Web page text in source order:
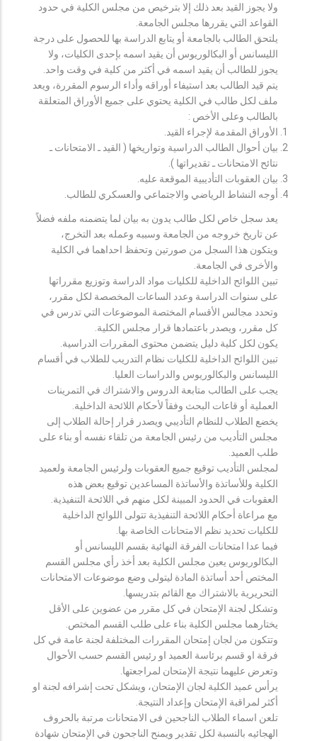
ولا يجوز القيد بعد ذلك إلا بترخيص من مجلس الكلية في حدود
القواعد التي يقررها مجلس الجامعة.
يلتحق الطالب بالجامعة أو يتابع الدراسة بها للحصول على درجة
الليسانس أو البكالوريوس أن يقيد اسمه بإحدى الكليات، ولا
يجوز للطالب أن يقيد اسمه في أكثر من كلية في وقت واحد.
يتم قيد الطالب بعد استيفاء أوراقه وأداء الرسوم المقررة، ويعد
ملف لكل طالب في الكلية يحتوي على جميع الأوراق المتعلقة
بالطالب وعلى الأخص :
الأوراق المقدمة لإجراء القيد.
بيان أحوال الطالب الدراسية وتواريخها ( القيد ـ الامتحانات ـ
نتائح الامتحانات ـ تقديراتها ).
بيان العقوبات التأديبية الموقعة عليه.
أوجه النشاط الرياضي والاجتماعي والعسكري للطالب.
يعد سجل خاص لكل طالب يدون به بيان لما يتضمنه ملفه فضلاً
عن تاريخ خروجه من الجامعة وسببه وعمله بعد التخرج،
ويتكون هذا السجل من صورتين وتحفظ احداهما في الكلية
والأخرى في الجامعة.
تبين اللوائح الداخلية للكليات مواد الدراسة وتوزيع مقرراتها
على سنوات الدراسة وعدد الساعات المخصصة لكل مقرر،
وتحدد مجالس الأقسام المختصة الموضوعات التي تدرس في
كل مقرر، ويصدر باعتمادها قرار مجلس الكلية.
يكون لكل كلية دليل يتضمن محتوى المقررات الدراسية.
تبين اللوائح الداخلية للكليات نظام التدريب للطلاب في أقسام
الليسانس والبكالوريوس والدراسات العليا.
يجب على الطالب متابعة الدروس والاشتراك في التمرينات
العملية أو قاعات البحث وفقاً لأحكام اللائحة الداخلية.
يخضع الطلاب للنظام التأديبي ويصدر قرار إحالة الطلاب إلى
مجلس التأديب من رئيس الجامعة من تلقاء نفسه أو بناء على
طلب العميد.
لمجلس التأديب توقيع جميع العقوبات ولرئيس الجامعة ولعميد
الكلية وللأساتذة والأساتذة المساعدين توقيع بعض هذه
العقوبات في الحدود المبينة لكل منهم في اللائحة التنفيذية.
مع مراعاة أحكام اللائحة التنفيذية تتولى اللوائح الداخلية
للكليات تحديد نظم الامتحانات الخاصة بها.
فيما عدا امتحانات الفرقة النهائية بقسم الليسانس أو
البكالوريوس يعين مجلس الكلية بعد أخذ رأي مجلس القسم
المختص أحد أساتذة المادة ليتولى وضع موضوعات الامتحانات
التحريرية بالاشتراك مع القائم بتدريسها.
وتشكل لجنة الإمتحان في كل مقرر من عضوين على الأقل
يختارهما مجلس الكلية بناء على طلب القسم المختص.
وتتكون من لجان إمتحان المقررات المختلفة لجنة عامة في كل
فرقة او قسم برئاسة العميد او رئيس القسم حسب الأحوال
وتعرض عليهما نتيجة الإمتحان لمراجعتها.
يرأس عميد الكلية لجان الإمتحان، ويشكل تحت إشرافه لجنة او
أكثر لمراقبة الإمتحان وإعداد النتيجة.
تلعن اسماء الطلاب الناجحين فى الامتحانات مرتبة بالحروف
الهجائيه بالنسبة لكل تقدير ويمنح الناجحون في الإمتحان شهادة